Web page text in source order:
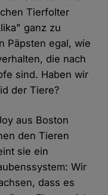
Tierfolter
ganz zu
Päpsten egal, wie
die nach
sind. Haben wir
der Tiere?
aus Boston
den Tieren
sie ein
Wir
dass es